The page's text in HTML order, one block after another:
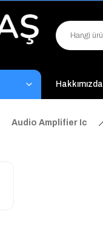
Hakkımızda
Audio Amplifier Ic